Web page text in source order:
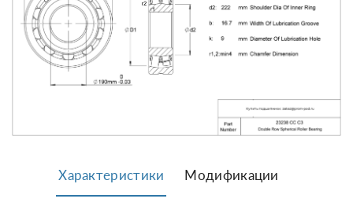
Характеристики Модификации